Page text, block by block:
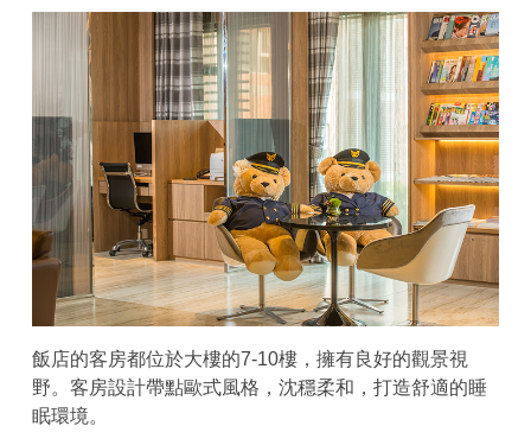
飯店的客房都位於大樓的7-10樓，擁有良好的觀景視
野。客房設計帶點歐式風格，沈穩柔和，打造舒適的睡
眠環境。